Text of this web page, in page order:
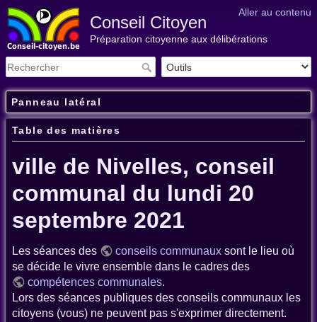
Aller au contenu
Conseil Citoyen
Préparation citoyenne aux délibérations
Panneau latéral
Table des matières
ville de Nivelles, conseil
communal du lundi 20
septembre 2021
Les séances des conseils communaux sont le lieu où
se décide le vivre ensemble dans le cadres des
compétences communales.
Lors des séances publiques des conseils communaux les
citoyens (vous) ne peuvent pas s'exprimer directement.